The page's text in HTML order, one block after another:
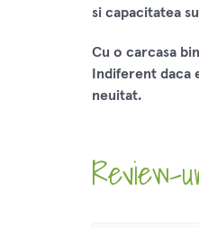
si capacitatea
Cu o carcasa
Indiferent daca
neuitat.
Review-